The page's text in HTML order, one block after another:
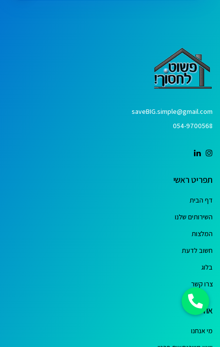
saveBIG.simple@gmail.com
054-9700568
תפריט ראשי
דף הבית
השירותים שלנו
המלצות
חשוב לדעת
בלוג
צרו קשר
אודות
מי אנחנו